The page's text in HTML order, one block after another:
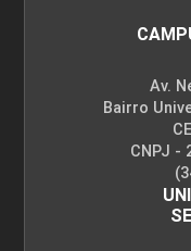
Av.
Bairro
CNPJ -